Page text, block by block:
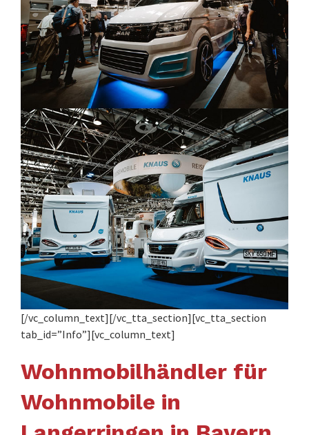
[/vc_column_text][/vc_tta_section][vc_tta_section
tab_id=”Info”][vc_column_text]
Wohnmobilhändler für
Wohnmobile in